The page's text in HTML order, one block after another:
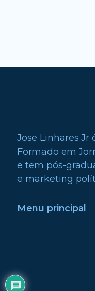
Jose Linhares Jr
Formado em
e tem pós-
e marketing
Menu principal